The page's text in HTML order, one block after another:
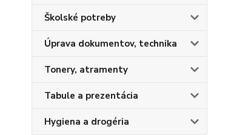
Školské potreby
Úprava dokumentov, technika
Tonery, atramenty
Tabule a prezentácia
Hygiena a drogéria